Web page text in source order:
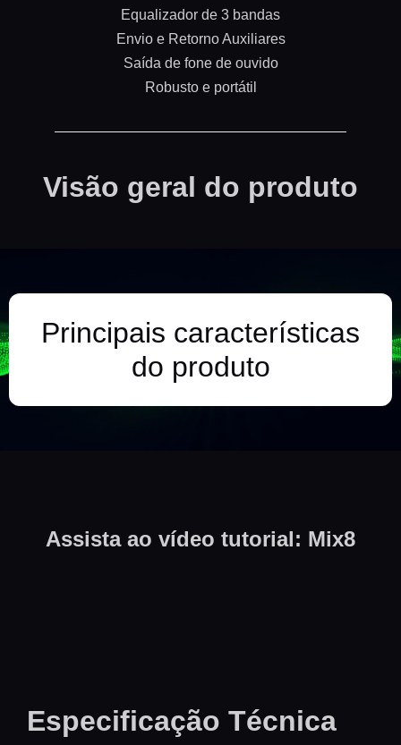
Equalizador de 3 bandas
Envio e Retorno Auxiliares
Saída de fone de ouvido
Robusto e portátil
Visão geral do produto
Principais características
do produto
Assista ao vídeo tutorial: Mix8
Especificação Técnica